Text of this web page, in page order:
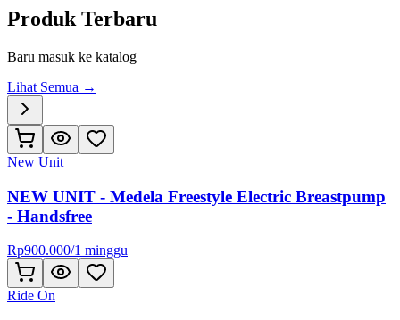
Produk Terbaru
Baru masuk ke katalog
Lihat Semua →
New Unit
NEW UNIT - Medela Freestyle Electric Breastpump
- Handsfree
Rp900.000/1 minggu
Ride On